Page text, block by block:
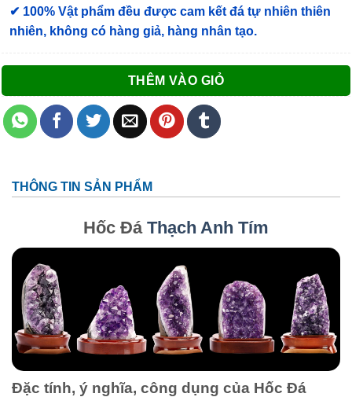
✔ 100% Vật phẩm đều được cam kết đá tự nhiên thiên
nhiên, không có hàng giả, hàng nhân tạo.
THÊM VÀO GIỎ
THÔNG TIN SẢN PHẨM
Hốc Đá Thạch Anh Tím
Đặc tính, ý nghĩa, công dụng của Hốc Đá